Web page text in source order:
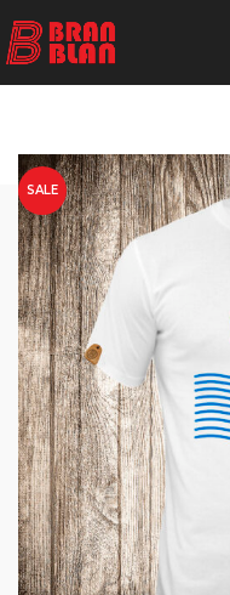
SALE